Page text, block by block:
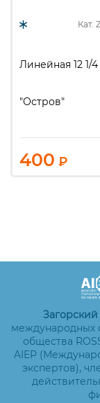
молодежи в
40 к.
Кат.
Линейная 12 1/4
"Остров"
400 ₽
международных
общества
AIEP
экспертов),